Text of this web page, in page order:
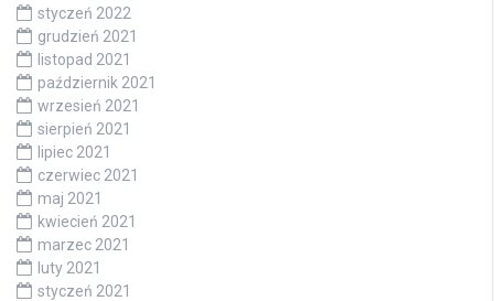
styczeń 2022
grudzień 2021
listopad 2021
październik 2021
wrzesień 2021
sierpień 2021
lipiec 2021
czerwiec 2021
maj 2021
kwiecień 2021
marzec 2021
luty 2021
styczeń 2021